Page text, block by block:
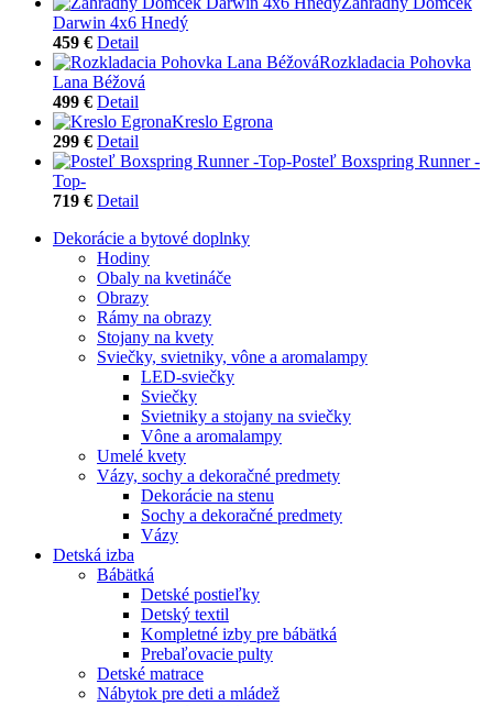
Darwin 4x6 Hnedý
459 € Detail
Rozkladacia Pohovka
Lana Béžová
499 € Detail
Kreslo Egrona
299 € Detail
Posteľ Boxspring Runner -
Top-
719 € Detail
Dekorácie a bytové doplnky
Hodiny
Obaly na kvetináče
Obrazy
Rámy na obrazy
Stojany na kvety
Sviečky, svietniky, vône a aromalampy
LED-sviečky
Sviečky
Svietniky a stojany na sviečky
Vône a aromalampy
Umelé kvety
Vázy, sochy a dekoračné predmety
Dekorácie na stenu
Sochy a dekoračné predmety
Vázy
Detská izba
Bábätká
Detské postieľky
Detský textil
Kompletné izby pre bábätká
Prebaľovacie pulty
Detské matrace
Nábytok pre deti a mládež